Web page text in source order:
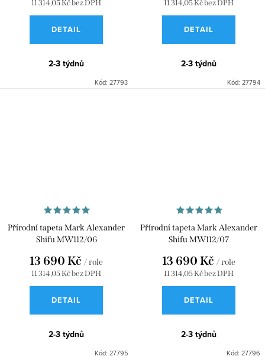
11 314,05 Kč bez DPH
DETAIL
2-3 týdnů
Kód: 27793
11 314,05 Kč bez DPH
DETAIL
2-3 týdnů
Kód: 27794
Přírodní tapeta Mark Alexander
Shifu MW112/06
11 314,05 Kč bez DPH
13 690 Kč / role
DETAIL
2-3 týdnů
Kód: 27795
Přírodní tapeta Mark Alexander
Shifu MW112/07
11 314,05 Kč bez DPH
13 690 Kč / role
DETAIL
2-3 týdnů
Kód: 27796